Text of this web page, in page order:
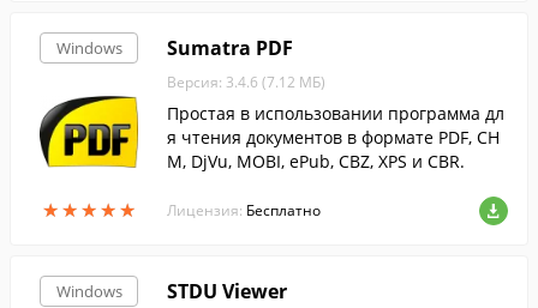
Windows
★★★★★
★★★★★
Sumatra PDF
Версия: 3.4.6 (7.12 МБ)
Простая в использовании программа дл
я чтения документов в формате PDF, CH
M, DjVu, MOBI, ePub, CBZ, XPS и CBR.
Лицензия: Бесплатно
Windows STDU Viewer